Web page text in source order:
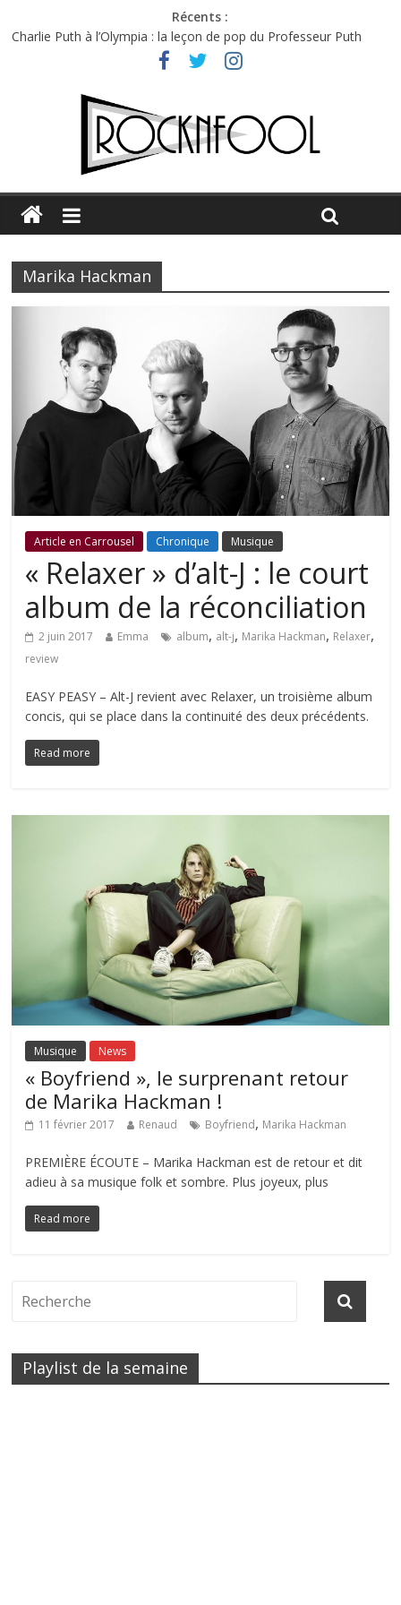
Récents :
Charlie Puth à l’Olympia : la leçon de pop du Professeur Puth
Festival Triptyque : un nouveau festival de musique indépendant
Hellfest 2026 vendredi : température et émotions en hausse
Hellfest 2026 jeudi : impossible de choisir entre chaleur et bonne
Première édition du Midgard Festival : entre bière, métal et
Marika Hackman
Article en Carrousel Chronique Musique
« Relaxer » d’alt-J : le court
album de la réconciliation
2 juin 2017 Emma album, alt-j, Marika Hackman, Relaxer,
review
EASY PEASY – Alt-J revient avec Relaxer, un troisième album
concis, qui se place dans la continuité des deux précédents.
Read more
Musique News
« Boyfriend », le surprenant retour
de Marika Hackman !
11 février 2017 Renaud Boyfriend, Marika Hackman
PREMIÈRE ÉCOUTE – Marika Hackman est de retour et dit
adieu à sa musique folk et sombre. Plus joyeux, plus
Read more
Playlist de la semaine